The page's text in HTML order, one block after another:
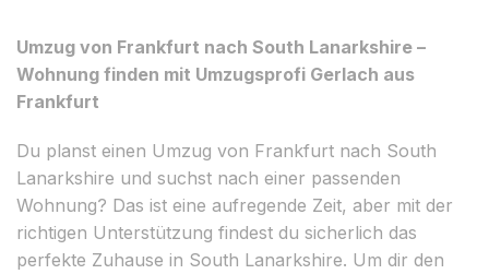
Umzug von Frankfurt nach South Lanarkshire –
Wohnung finden mit Umzugsprofi Gerlach aus
Frankfurt
Du planst einen Umzug von Frankfurt nach South
Lanarkshire und suchst nach einer passenden
Wohnung? Das ist eine aufregende Zeit, aber mit der
richtigen Unterstützung findest du sicherlich das
perfekte Zuhause in South Lanarkshire. Um dir den